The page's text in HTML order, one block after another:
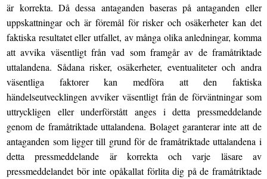
är korrekta. Då dessa antaganden baseras på antaganden eller
uppskattningar och är föremål för risker och osäkerheter kan det
faktiska resultatet eller utfallet, av många olika anledningar, komma
att avvika väsentligt från vad som framgår av de framåtriktade
uttalandena. Sådana risker, osäkerheter, eventualiteter och andra
väsentliga faktorer kan medföra att den faktiska
händelseutvecklingen avviker väsentligt från de förväntningar som
uttryckligen eller underförstått anges i detta pressmeddelande
genom de framåtriktade uttalandena. Bolaget garanterar inte att de
antaganden som ligger till grund för de framåtriktade uttalandena i
detta pressmeddelande är korrekta och varje läsare av
pressmeddelandet bör inte opåkallat förlita dig på de framåtriktade